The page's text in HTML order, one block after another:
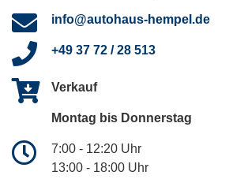
info@autohaus-hempel.de
+49 37 72 / 28 513
Verkauf
Montag bis Donnerstag
7:00 - 12:20 Uhr
13:00 - 18:00 Uhr